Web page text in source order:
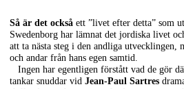
Så är det också ett ”livet efter detta” som
Swedenborg har lämnat det jordiska livet
att ta nästa steg i den andliga utvecklingen,
och andar från hans egen samtid.
Ingen har egentligen förstått vad de gör
tankar snuddar vid Jean-Paul Sartres